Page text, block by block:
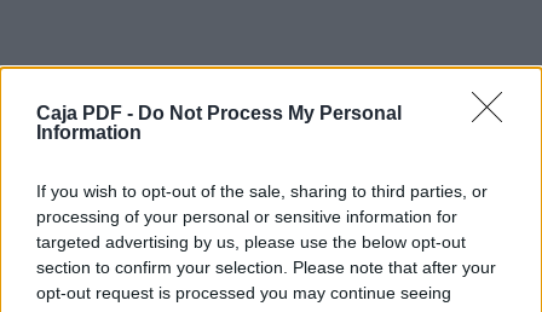
Caja PDF - Do Not Process My Personal
Information
If you wish to opt-out of the sale, sharing to third parties, or
processing of your personal or sensitive information for
targeted advertising by us, please use the below opt-out
section to confirm your selection. Please note that after your
opt-out request is processed you may continue seeing